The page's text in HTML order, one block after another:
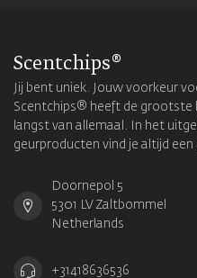
Scentchips®
Jij bent uniek. Jouw voorkeur
Scentchips® heeft de grootste
langst van allemaal. In het
geurproducten vind je altijd een
Doornepol 5
5301 LV Zaltbommel
Netherlands
+31418636536